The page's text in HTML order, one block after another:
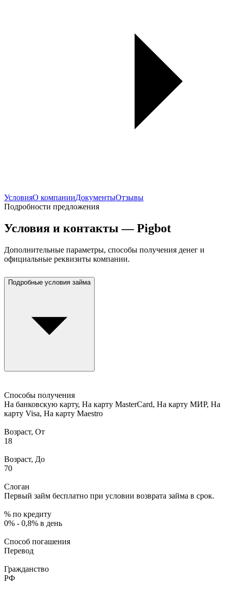
УсловияО компанииДокументыОтзывы
Подробности предложения
Условия и контакты — Pigbot
Дополнительные параметры, способы получения денег и
официальные реквизиты компании.
Подробные условия займа
Способы получения
На банковскую карту, На карту MasterCard, На карту МИР, На
карту Visa, На карту Maestro
Возраст, От
18
Возраст, До
70
Слоган
Первый займ бесплатно при условии возврата займа в срок.
% по кредиту
0% - 0,8% в день
Способ погашения
Перевод
Гражданство
РФ